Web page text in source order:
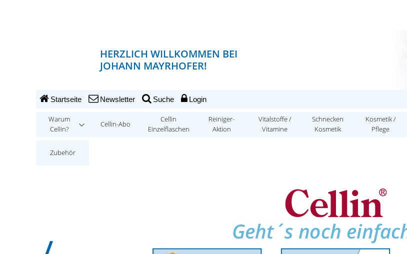
HERZLICH WILLKOMMEN BEI
JOHANN MAYRHOFER!
Startseite Newsletter Suche Login
Warum
Cellin?
Cellin-Abo
Cellin
Einzelflaschen
Reiniger-
Aktion
Vitalstoffe /
Vitamine
Schnecken
Kosmetik
Kosmetik /
Pflege
Zubehör